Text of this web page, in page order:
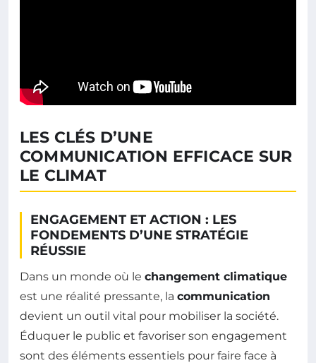
LES CLÉS D’UNE
COMMUNICATION EFFICACE SUR
LE CLIMAT
ENGAGEMENT ET ACTION : LES
FONDEMENTS D’UNE STRATÉGIE
RÉUSSIE
Dans un monde où le changement climatique
est une réalité pressante, la communication
devient un outil vital pour mobiliser la société.
Éduquer le public et favoriser son engagement
sont des éléments essentiels pour faire face à